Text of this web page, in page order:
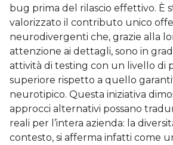
bug prima del rilascio effettivo. È
valorizzato il contributo unico
neurodivergenti che, grazie alla
attenzione ai dettagli, sono in
attività di testing con un livello di
superiore rispetto a quello
neurotipico. Questa iniziativa
approcci alternativi possano
reali per l’intera azienda: la
contesto, si afferma infatti come